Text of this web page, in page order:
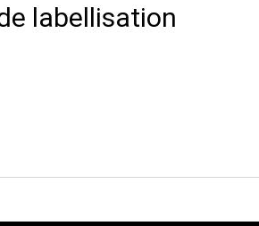
labellisation